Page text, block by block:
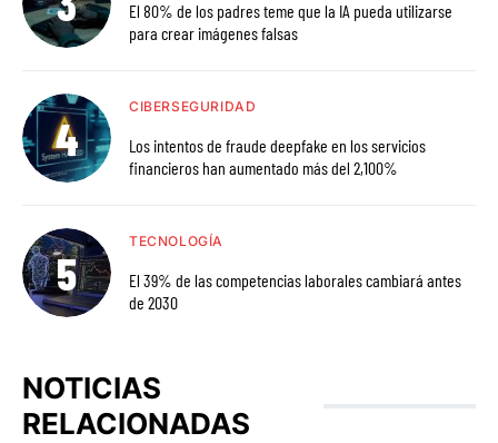
El 80% de los padres teme que la IA pueda utilizarse
para crear imágenes falsas
CIBERSEGURIDAD
Los intentos de fraude deepfake en los servicios
financieros han aumentado más del 2,100%
TECNOLOGÍA
El 39% de las competencias laborales cambiará antes
de 2030
NOTICIAS
RELACIONADAS